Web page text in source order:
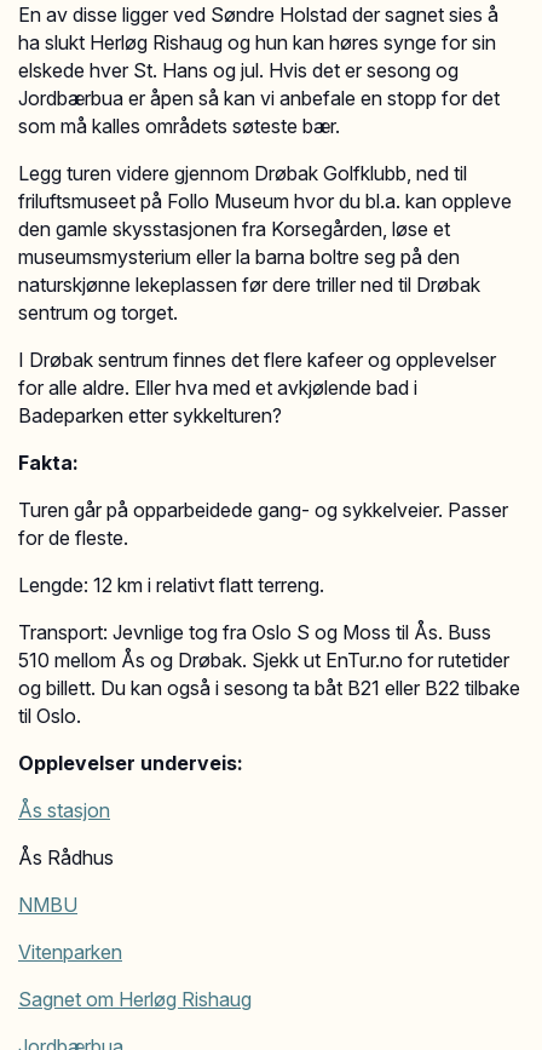
En av disse ligger ved Søndre Holstad der sagnet sies å
ha slukt Herløg Rishaug og hun kan høres synge for sin
elskede hver St. Hans og jul. Hvis det er sesong og
Jordbærbua er åpen så kan vi anbefale en stopp for det
som må kalles områdets søteste bær.
Legg turen videre gjennom Drøbak Golfklubb, ned til
friluftsmuseet på Follo Museum hvor du bl.a. kan oppleve
den gamle skysstasjonen fra Korsegården, løse et
museumsmysterium eller la barna boltre seg på den
naturskjønne lekeplassen før dere triller ned til Drøbak
sentrum og torget.
I Drøbak sentrum finnes det flere kafeer og opplevelser
for alle aldre. Eller hva med et avkjølende bad i
Badeparken etter sykkelturen?
Fakta:
Turen går på opparbeidede gang- og sykkelveier. Passer
for de fleste.
Lengde: 12 km i relativt flatt terreng.
Transport: Jevnlige tog fra Oslo S og Moss til Ås. Buss
510 mellom Ås og Drøbak. Sjekk ut EnTur.no for rutetider
og billett. Du kan også i sesong ta båt B21 eller B22 tilbake
til Oslo.
Opplevelser underveis:
Ås stasjon
Ås Rådhus
NMBU
Vitenparken
Sagnet om Herløg Rishaug